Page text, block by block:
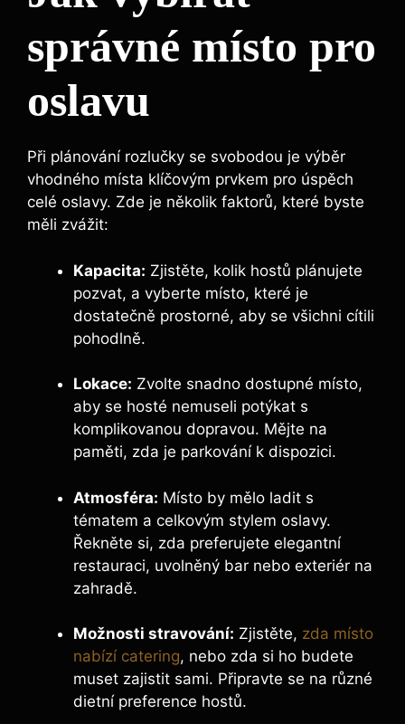
správné místo pro
oslavu
Při plánování rozlučky se svobodou je výběr
vhodného místa klíčovým prvkem pro úspěch
celé oslavy. Zde je několik faktorů, které byste
měli zvážit:
Kapacita: Zjistěte, kolik hostů plánujete
pozvat, a vyberte místo, které je
dostatečně prostorné, aby se všichni cítili
pohodlně.
Lokace: Zvolte snadno dostupné místo,
aby se hosté nemuseli potýkat s
komplikovanou dopravou. Mějte na
paměti, zda je parkování k dispozici.
Atmosféra: Místo by mělo ladit s
tématem a celkovým stylem oslavy.
Řekněte si, zda preferujete elegantní
restauraci, uvolněný bar nebo exteriér na
zahradě.
Možnosti stravování: Zjistěte, zda místo
nabízí catering, nebo zda si ho budete
muset zajistit sami. Připravte se na různé
dietní preference hostů.